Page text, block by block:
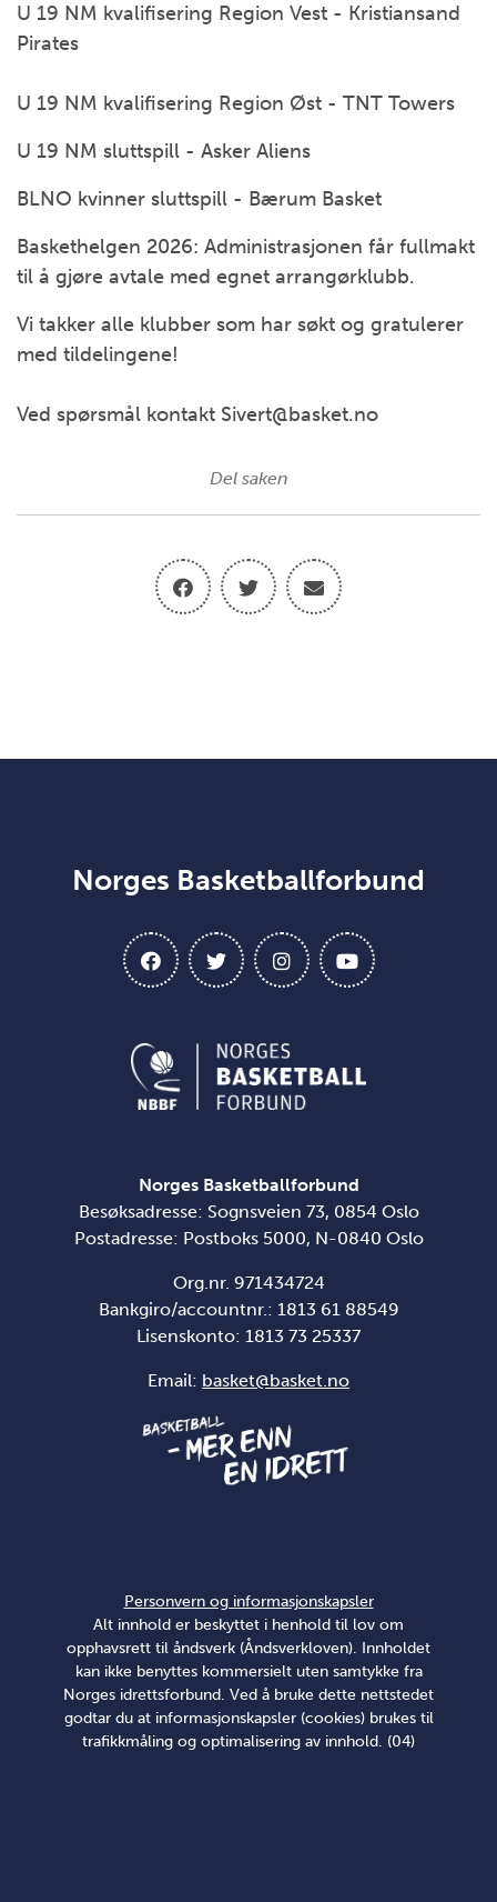
U 19 NM kvalifisering Region Vest - Kristiansand
Pirates
U 19 NM kvalifisering Region Øst - TNT Towers
U 19 NM sluttspill - Asker Aliens
BLNO kvinner sluttspill - Bærum Basket
Baskethelgen 2026: Administrasjonen får fullmakt
til å gjøre avtale med egnet arrangørklubb.
Vi takker alle klubber som har søkt og gratulerer
med tildelingene!
Ved spørsmål kontakt Sivert@basket.no
Del saken
Norges Basketballforbund
Norges Basketballforbund
Besøksadresse: Sognsveien 73, 0854 Oslo
Postadresse: Postboks 5000, N-0840 Oslo
Org.nr. 971434724
Bankgiro/accountnr.: 1813 61 88549
Lisenskonto: 1813 73 25337
Email: basket@basket.no
Personvern og informasjonskapsler
Alt innhold er beskyttet i henhold til lov om
opphavsrett til åndsverk (Åndsverkloven). Innholdet
kan ikke benyttes kommersielt uten samtykke fra
Norges idrettsforbund. Ved å bruke dette nettstedet
godtar du at informasjonskapsler (cookies) brukes til
trafikkmåling og optimalisering av innhold. (04)